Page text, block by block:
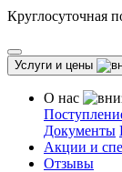
Круглосуточная
Услуги и цены
О нас
Документы
Акции и
Отзывы